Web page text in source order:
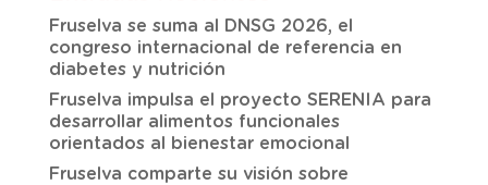
Fruselva se suma al DNSG 2026, el
congreso internacional de referencia en
diabetes y nutrición
Fruselva impulsa el proyecto SERENIA para
desarrollar alimentos funcionales
orientados al bienestar emocional
Fruselva comparte su visión sobre